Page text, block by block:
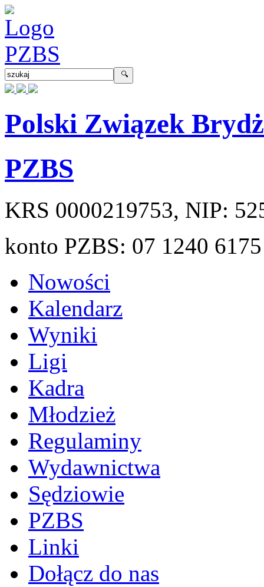
Polski Związek
PZBS
KRS 0000219753, NIP:
konto PZBS: 07 1240
Nowości
Kalendarz
Wyniki
Ligi
Kadra
Młodzież
Regulaminy
Wydawnictwa
Sędziowie
PZBS
Linki
Dołącz do nas